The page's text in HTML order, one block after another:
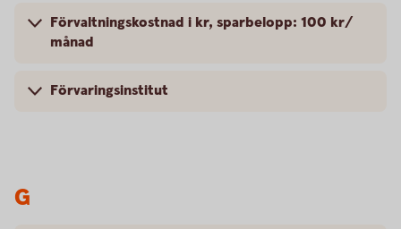
Förvaltningskostnad i kr, sparbelopp: 100 kr/
månad
Förvaringsinstitut
G